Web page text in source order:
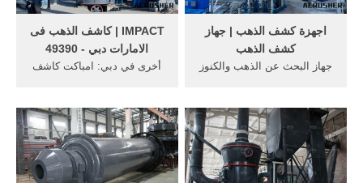
العالمي.
IMPACT | كاشف الذهب فى
الامارات دبي - 49390
أخرى في دبي: امباكت كاشف
الذهب امباكت | IMPACT جهاز
IMPACT الجهاز الاول من نوعه
بخاص ... كاشف الذهب فى
الامارات . goldmaster ... للبيع
اجهزة كشف الذهب | جهاز
كشف الذهب
جهاز البحث عن الذهب والكنوز
غير قابلة للمٌنافسة اذا كنت
تبحث عن افضل الأسعار لأجهزة
كشف الذهب في دبي اذا انت
في المكان الصحيح تواصل ...